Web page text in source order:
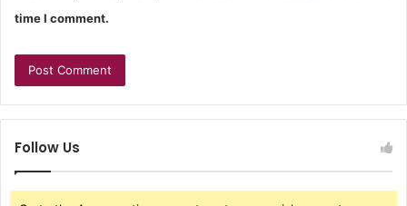
time I comment.
Follow Us